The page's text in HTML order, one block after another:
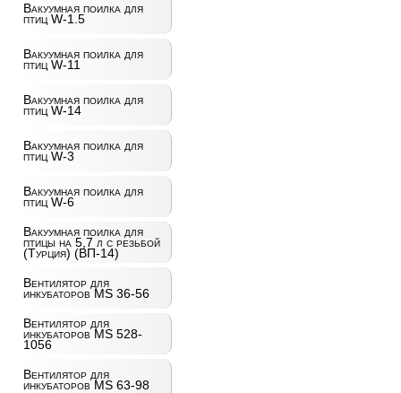
Вакуумная поилка для
птиц W-1.5
Вакуумная поилка для
птиц W-11
Вакуумная поилка для
птиц W-14
Вакуумная поилка для
птиц W-3
Вакуумная поилка для
птиц W-6
Вакуумная поилка для
птицы на 5,7 л с резьбой
(Турция) (ВП-14)
Вентилятор для
инкубаторов MS 36-56
Вентилятор для
инкубаторов MS 528-
1056
Вентилятор для
инкубаторов MS 63-98